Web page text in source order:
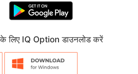
लिए IQ Option डाउनलोड करें